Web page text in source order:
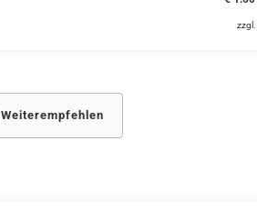
zzgl.
Weiterempfehlen